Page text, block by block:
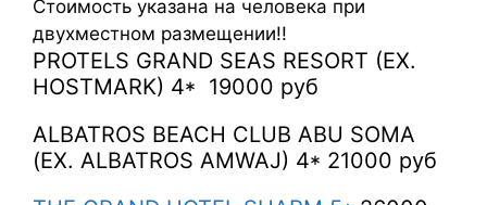
Стоимость указана на человека при
двухместном размещении!!
PROTELS GRAND SEAS RESORT (EX.
HOSTMARK) 4* 19000 руб
ALBATROS BEACH CLUB ABU SOMA
(EX. ALBATROS AMWAJ) 4* 21000 руб